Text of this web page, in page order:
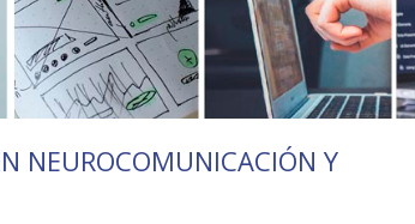
NEUROCOMUNICACIÓN Y